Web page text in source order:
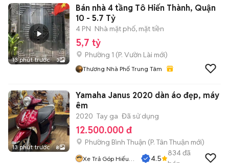
13 phút trước 3
Bán nhà 4 tầng Tô Hiến Thành, Quận
10 - 5.7 Tỷ
4 PN Nhà mặt phố, mặt tiền
5,7 tỷ
Phường 1 (P. Vườn Lài mới)
Thương Nhà Phố Trung Tâm
13 phút trước 8
Yamaha Janus 2020 dàn áo đẹp, máy
êm
2020 Tay ga Đã sử dụng
12.500.000 đ
Phường Bình Thuận (P. Tân Thuận mới)
Xe Trả Góp Hiếu
4.5
834đã